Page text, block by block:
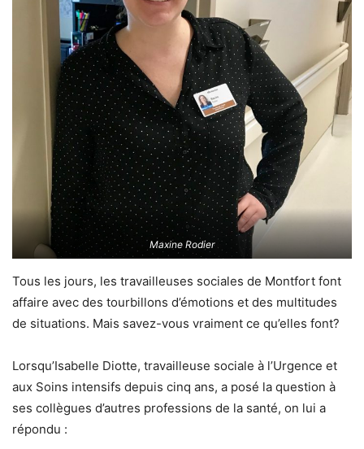
Maxine Rodier
Tous les jours, les travailleuses sociales de Montfort font
affaire avec des tourbillons d’émotions et des multitudes
de situations. Mais savez-vous vraiment ce qu’elles font?
Lorsqu’Isabelle Diotte, travailleuse sociale à l’Urgence et
aux Soins intensifs depuis cinq ans, a posé la question à
ses collègues d’autres professions de la santé, on lui a
répondu :